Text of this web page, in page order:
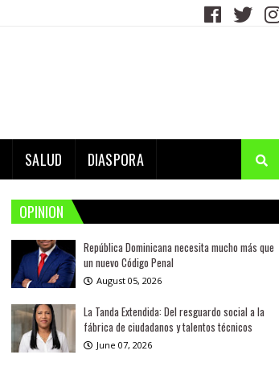
SALUD DIASPORA
OPINION
República Dominicana necesita mucho más que
un nuevo Código Penal
August 05, 2026
La Tanda Extendida: Del resguardo social a la
fábrica de ciudadanos y talentos técnicos
June 07, 2026